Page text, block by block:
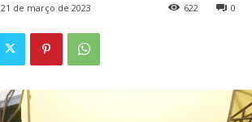
21 de março de 2023 0
622